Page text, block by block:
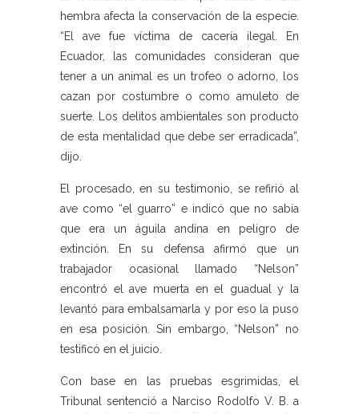
hembra afecta la conservación de la especie.
“El ave fue víctima de cacería ilegal. En
Ecuador, las comunidades consideran que
tener a un animal es un trofeo o adorno, los
cazan por costumbre o como amuleto de
suerte. Los delitos ambientales son producto
de esta mentalidad que debe ser erradicada”,
dijo.
El procesado, en su testimonio, se refirió al
ave como “el guarro” e indicó que no sabía
que era un águila andina en peligro de
extinción. En su defensa afirmó que un
trabajador ocasional llamado “Nelson”
encontró el ave muerta en el guadual y la
levantó para embalsamarla y por eso la puso
en esa posición. Sin embargo, “Nelson” no
testificó en el juicio.
Con base en las pruebas esgrimidas, el
Tribunal sentenció a Narciso Rodolfo V. B. a